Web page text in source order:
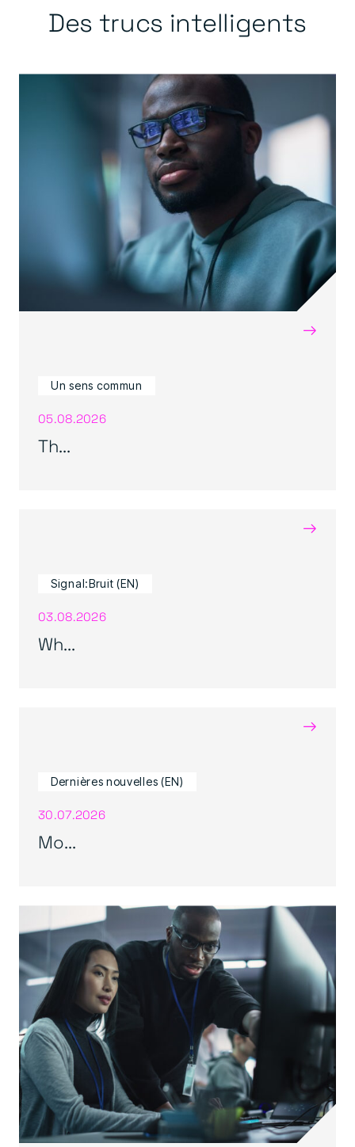
Des trucs intelligents
→
Un sens commun
05.08.2026
Th...
→
Signal:Bruit (EN)
03.08.2026
Wh...
→
Dernières nouvelles (EN)
30.07.2026
Mo...